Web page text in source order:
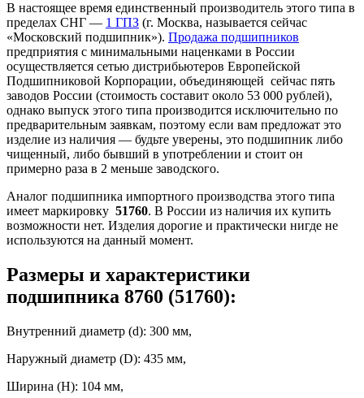
В настоящее время единственный производитель этого типа в
пределах СНГ — 1 ГПЗ (г. Москва, называется сейчас
«Московский подшипник»). Продажа подшипников
предприятия с минимальными наценками в России
осуществляется сетью дистрибьютеров Европейской
Подшипниковой Корпорации, объединяющей сейчас пять
заводов России (стоимость составит около 53 000 рублей),
однако выпуск этого типа производится исключительно по
предварительным заявкам, поэтому если вам предложат это
изделие из наличия — будьте уверены, это подшипник либо
чищенный, либо бывший в употреблении и стоит он
примерно раза в 2 меньше заводского.
Аналог подшипника импортного производства этого типа
имеет маркировку 51760. В России из наличия их купить
возможности нет. Изделия дорогие и практически нигде не
используются на данный момент.
Размеры и характеристики
подшипника 8760 (51760):
Внутренний диаметр (d): 300 мм,
Наружный диаметр (D): 435 мм,
Ширина (H): 104 мм,